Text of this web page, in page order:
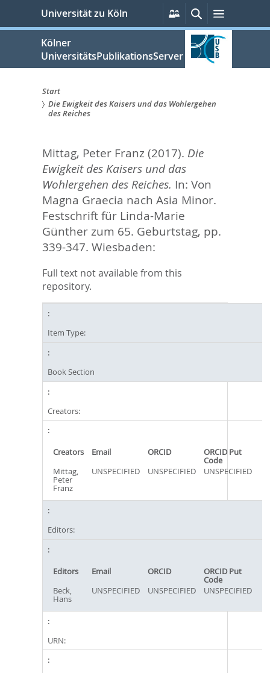
springen
Universität zu Köln
Persönliche
Services
SucheMenü
Kölner
UniversitätsPublikationsServer
Sie
hier:
Start
Die Ewigkeit des Kaisers und das Wohlergehen
des Reiches
Mittag, Peter Franz(2017). Die
Ewigkeit des Kaisers und das
Wohlergehen des Reiches. In: Von
Magna Graecia nach Asia Minor.
Festschrift für Linda-Marie
Günther zum 65. Geburtstag, pp.
339-347. Wiesbaden:
Full text not available from this
repository.
Item Type:
Book Section
Creators:
Creators Email ORCID ORCID Put
Code
Mittag,
Peter
Franz
UNSPECIFIED UNSPECIFIED UNSPECIFIED
Editors:
Editors Email ORCID ORCID Put
Code
Beck,
Hans
UNSPECIFIED UNSPECIFIED UNSPECIFIED
URN: